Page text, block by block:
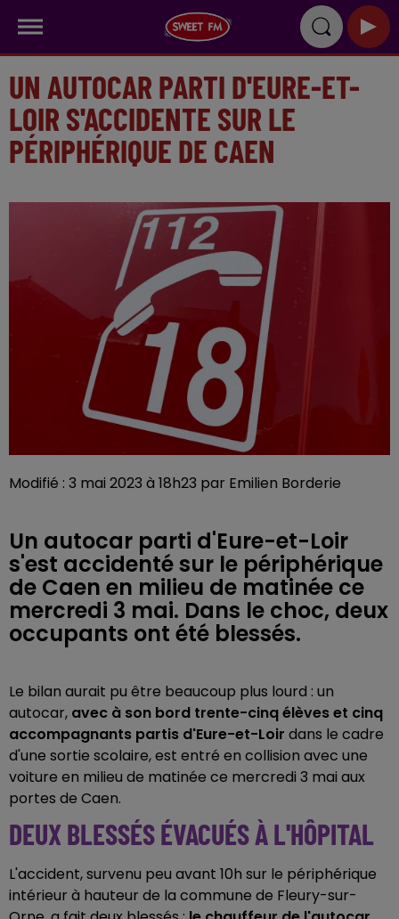
UN AUTOCAR PARTI D'EURE-ET-
LOIR S'ACCIDENTE SUR LE
PÉRIPHÉRIQUE DE CAEN
Modifié : 3 mai 2023 à 18h23 par Emilien Borderie
Un autocar parti d'Eure-et-Loir
s'est accidenté sur le périphérique
de Caen en milieu de matinée ce
mercredi 3 mai. Dans le choc, deux
occupants ont été blessés.
Le bilan aurait pu être beaucoup plus lourd : un
autocar, avec à son bord trente-cinq élèves et cinq
accompagnants partis d'Eure-et-Loir dans le cadre
d'une sortie scolaire, est entré en collision avec une
voiture en milieu de matinée ce mercredi 3 mai aux
portes de Caen.
DEUX BLESSÉS ÉVACUÉS À L'HÔPITAL
L'accident, survenu peu avant 10h sur le périphérique
intérieur à hauteur de la commune de Fleury-sur-